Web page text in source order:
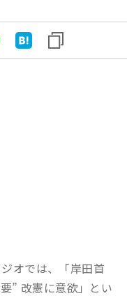
オでは、「岸田首
” 改憲に意欲」とい